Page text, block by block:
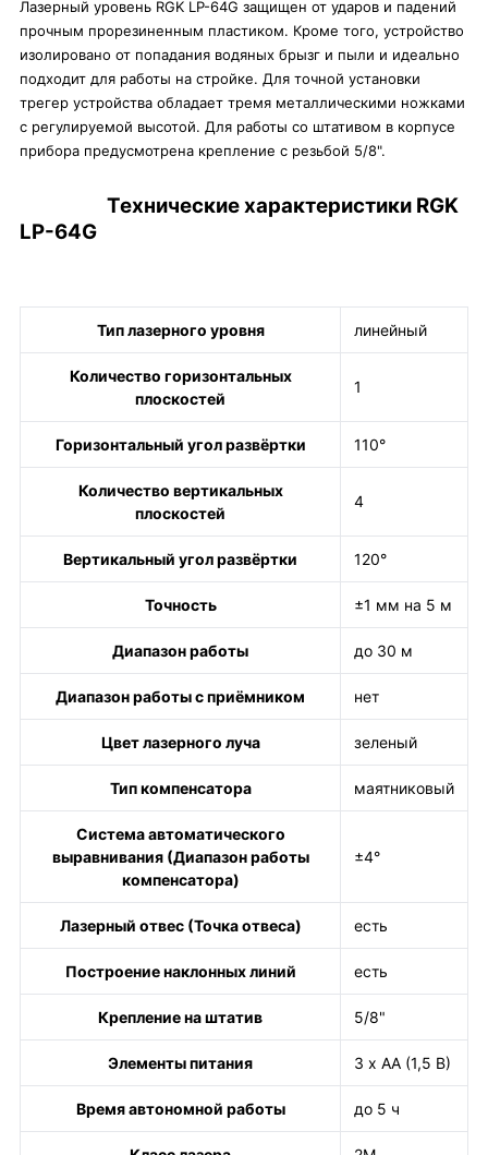
Лазерный уровень RGK LP-64G защищен от ударов и падений
прочным прорезиненным пластиком. Кроме того, устройство
изолировано от попадания водяных брызг и пыли и идеально
подходит для работы на стройке. Для точной установки
трегер устройства обладает тремя металлическими ножками
с регулируемой высотой. Для работы со штативом в корпусе
прибора предусмотрена крепление с резьбой 5/8".
Технические характеристики RGK
LP-64G
Тип лазерного уровня линейный
Количество горизонтальных
плоскостей
1
Горизонтальный угол развёртки 110°
Количество вертикальных
плоскостей
4
Вертикальный угол развёртки 120°
Точность ±1 мм на 5 м
Диапазон работы до 30 м
Диапазон работы с приёмником нет
Цвет лазерного луча зеленый
Тип компенсатора маятниковый
Система автоматического
выравнивания (Диапазон работы
компенсатора)
±4°
Лазерный отвес (Точка отвеса) есть
Построение наклонных линий есть
Крепление на штатив 5/8"
Элементы питания 3 х АА (1,5 В)
Время автономной работы до 5 ч